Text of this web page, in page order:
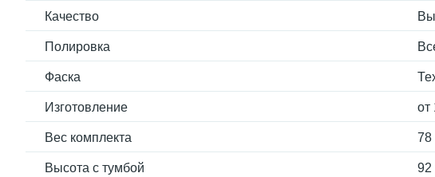
Качество
Полировка
Фаска
Изготовление от
Вес комплекта 78
Высота с тумбой 92